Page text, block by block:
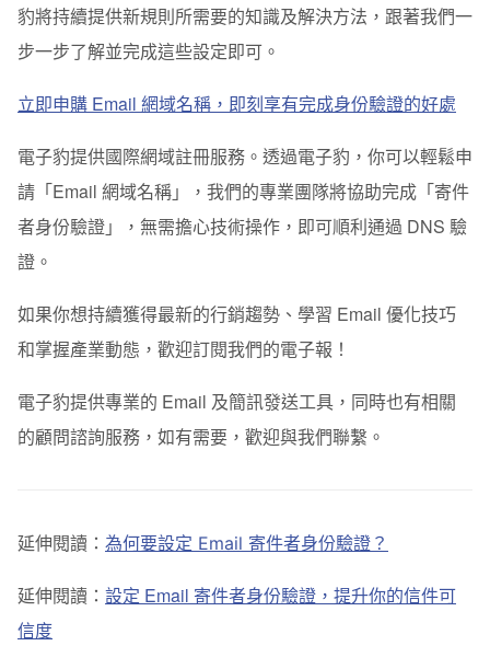
豹將持續提供新規則所需要的知識及解決方法，跟著我們一
步一步了解並完成這些設定即可。
立即申購 Email 網域名稱，即刻享有完成身份驗證的好處
電子豹提供國際網域註冊服務。透過電子豹，你可以輕鬆申
請「Email 網域名稱」，我們的專業團隊將協助完成「寄件
者身份驗證」，無需擔心技術操作，即可順利通過 DNS 驗
證。
如果你想持續獲得最新的行銷趨勢、學習 Email 優化技巧
和掌握產業動態，歡迎訂閱我們的電子報！
電子豹提供專業的 Email 及簡訊發送工具，同時也有相關
的顧問諮詢服務，如有需要，歡迎與我們聯繫。
延伸閱讀： 為何要設定 Email 寄件者身份驗證？
延伸閱讀： 設定 Email 寄件者身份驗證，提升你的信件可
信度